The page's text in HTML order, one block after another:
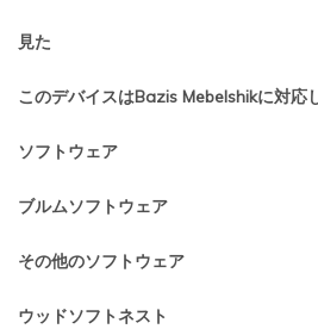
見た
このデバイスはBazis Mebelshikに対応
ソフトウェア
ブルムソフトウェア
その他のソフトウェア
ウッドソフトネスト